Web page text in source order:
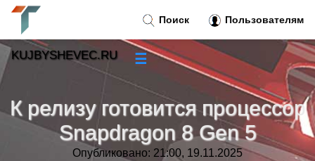
К релизу готовится процессор
Snapdragon 8 Gen 5
Опубликовано: 21:00, 19.11.2025
Поиск Пользователям
KUJBYSHEVEC.RU ☰
»
Тренды новостей»
»